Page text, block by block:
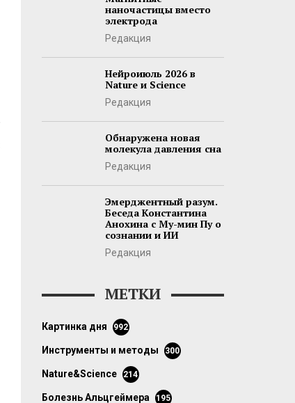
наночастицы вместо
электрода
Редакция
Нейроиюль 2026 в
Nature и Science
Редакция
Обнаружена новая
молекула давления сна
Редакция
Эмерджентный разум.
Беседа Константина
Анохина с Му-мин Пу о
сознании и ИИ
Редакция
МЕТКИ
картинка дня 992
инструменты и методы 300
Nature&Science 214
болезнь Альцгеймера 195